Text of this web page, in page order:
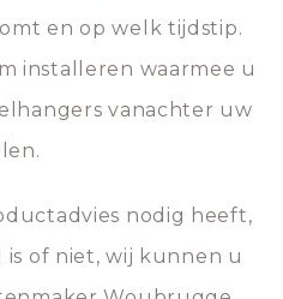
en op welk tijdstip.
installeren waarmee u
vanachter uw
nodig heeft,
of niet, wij kunnen u